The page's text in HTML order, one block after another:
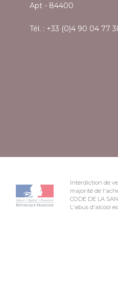
Apt - 84400
Tél. : +33 (0)4 90 04 77
Interdiction de
majorité de
CODE DE LA
L'abus d'alcool